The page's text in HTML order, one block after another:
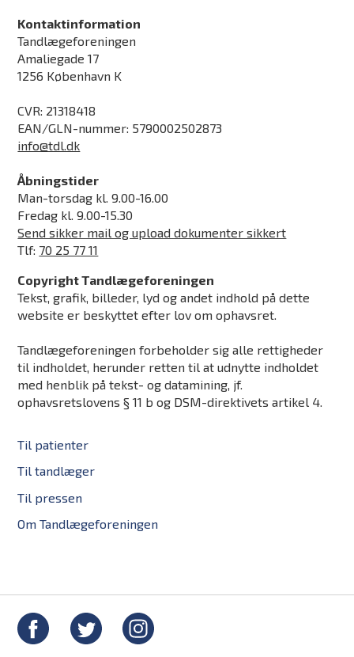
Kontaktinformation
Tandlægeforeningen
Amaliegade 17
1256 København K
CVR: 21318418
EAN/GLN-nummer: 5790002502873
info@tdl.dk
Åbningstider
Man-torsdag kl. 9.00-16.00
Fredag kl. 9.00-15.30
Send sikker mail og upload dokumenter sikkert
Tlf: 70 25 77 11
Copyright Tandlægeforeningen
Tekst, grafik, billeder, lyd og andet indhold på dette
website er beskyttet efter lov om ophavsret.
Tandlægeforeningen forbeholder sig alle rettigheder
til indholdet, herunder retten til at udnytte indholdet
med henblik på tekst- og datamining, jf.
ophavsretslovens § 11 b og DSM-direktivets artikel 4.
Til patienter
Til tandlæger
Til pressen
Om Tandlægeforeningen